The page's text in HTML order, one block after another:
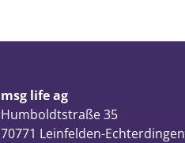
msg life ag
Humboldtstraße 35
70771 Leinfelden-Echterdingen